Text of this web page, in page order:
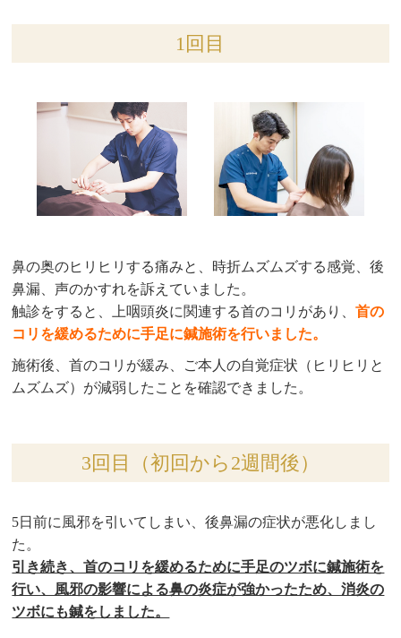
1回目
鼻の奥のヒリヒリする痛みと、時折ムズムズする感覚、後
鼻漏、声のかすれを訴えていました。
触診をすると、上咽頭炎に関連する首のコリがあり、首の
コリを緩めるために手足に鍼施術を行いました。
施術後、首のコリが緩み、ご本人の自覚症状（ヒリヒリと
ムズムズ）が減弱したことを確認できました。
3回目（初回から2週間後）
5日前に風邪を引いてしまい、後鼻漏の症状が悪化しまし
た。
引き続き、首のコリを緩めるために手足のツボに鍼施術を
行い、風邪の影響による鼻の炎症が強かったため、消炎の
ツボにも鍼をしました。